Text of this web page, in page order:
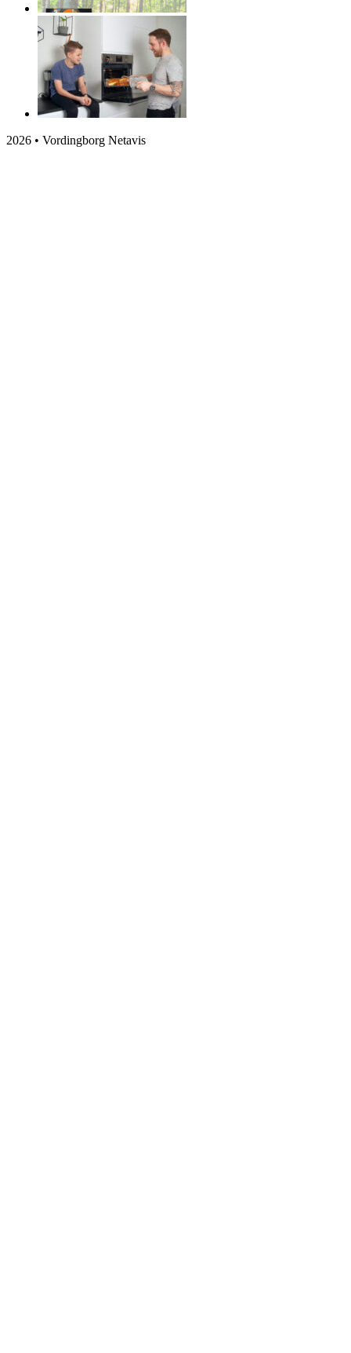
2026 • Vordingborg Netavis